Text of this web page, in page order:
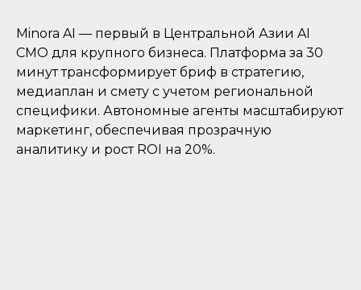
Minora AI — первый в Центральной Азии AI
CMO для крупного бизнеса. Платформа за 30
минут трансформирует бриф в стратегию,
медиаплан и смету с учетом региональной
специфики. Автономные агенты масштабируют
маркетинг, обеспечивая прозрачную
аналитику и рост ROI на 20%.